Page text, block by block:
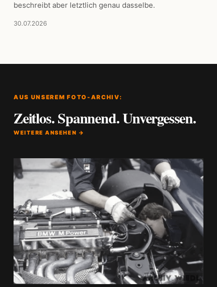
beschreibt aber letztlich genau dasselbe.
30.07.2026
AUS UNSEREM FOTO-ARCHIV:
Zeitlos. Spannend. Unvergessen.
WEITERE ANSEHEN →